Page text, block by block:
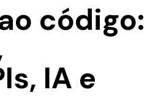
código:
IA e